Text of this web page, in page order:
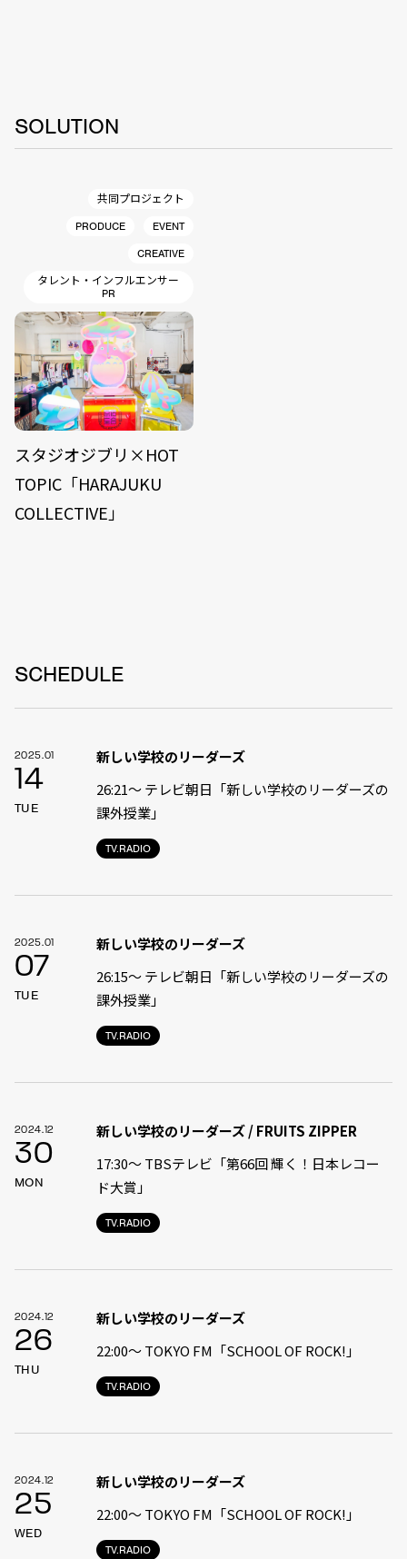
SOLUTION
共同プロジェクト
PRODUCE
EVENT
CREATIVE
タレント・インフルエンサー
PR
スタジオジブリ×HOT
TOPIC「HARAJUKU
COLLECTIVE」
SCHEDULE
2025.01
14
TUE
TV.RADIO
新しい学校のリーダーズ
26:21〜 テレビ朝日「新しい学校のリーダーズの
課外授業」
2025.01
07
TUE
TV.RADIO
新しい学校のリーダーズ
26:15〜 テレビ朝日「新しい学校のリーダーズの
課外授業」
2024.12
30
MON
TV.RADIO
新しい学校のリーダーズ / FRUITS ZIPPER
17:30〜 TBSテレビ「第66回 輝く！日本レコー
ド大賞」
2024.12
26
THU
TV.RADIO
新しい学校のリーダーズ
22:00〜 TOKYO FM「SCHOOL OF ROCK!」
2024.12
25
WED
TV.RADIO
新しい学校のリーダーズ
22:00〜 TOKYO FM「SCHOOL OF ROCK!」